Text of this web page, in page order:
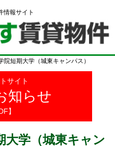
情報サイト
院短期大学（城東キャンパス）
サイト
知らせ
】
大学（城東キャン